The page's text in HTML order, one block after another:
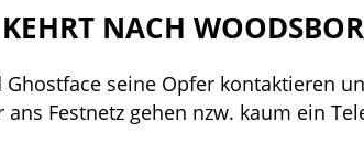
NACH
seine Opfer kontaktieren
Festnetz gehen nzw. kaum ein